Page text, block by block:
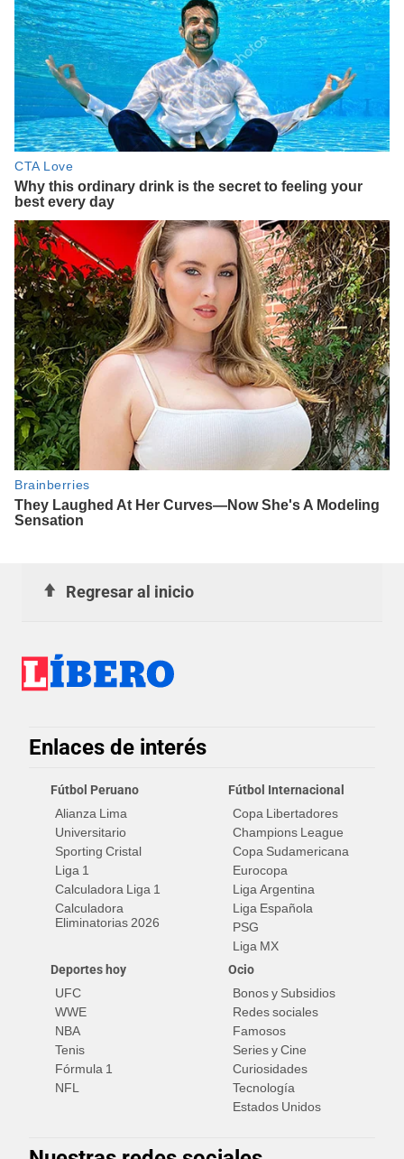
Regresar al inicio
Enlaces de interés
Fútbol Peruano
Alianza Lima
Universitario
Sporting Cristal
Liga 1
Calculadora Liga 1
Calculadora
Eliminatorias 2026
Fútbol Internacional
Copa Libertadores
Champions League
Copa Sudamericana
Eurocopa
Liga Argentina
Liga Española
PSG
Liga MX
Deportes hoy
UFC
WWE
NBA
Tenis
Fórmula 1
NFL
Ocio
Bonos y Subsidios
Redes sociales
Famosos
Series y Cine
Curiosidades
Tecnología
Estados Unidos